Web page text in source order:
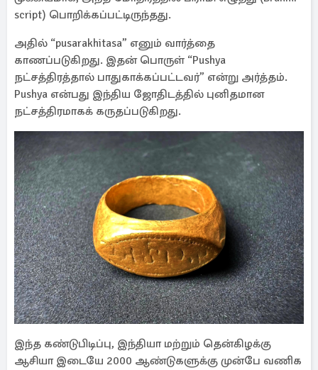
script) பொறிக்கப்பட்டிருந்தது.
அதில் “pusarakhitasa” எனும் வார்த்தை
காணப்படுகிறது. இதன் பொருள் “Pushya
நட்சத்திரத்தால் பாதுகாக்கப்பட்டவர்” என்று அர்த்தம்.
Pushya என்பது இந்திய ஜோதிடத்தில் புனிதமான
நட்சத்திரமாகக் கருதப்படுகிறது.
இந்த கண்டுபிடிப்பு, இந்தியா மற்றும் தென்கிழக்கு
ஆசியா இடையே 2000 ஆண்டுகளுக்கு முன்பே வணிக